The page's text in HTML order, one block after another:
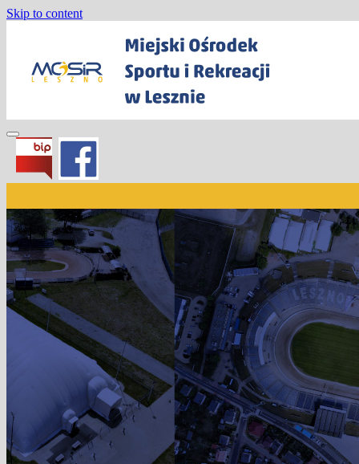
Skip to content
Miejski Ośrodek Sportu i Rekreacji w
Lesznie